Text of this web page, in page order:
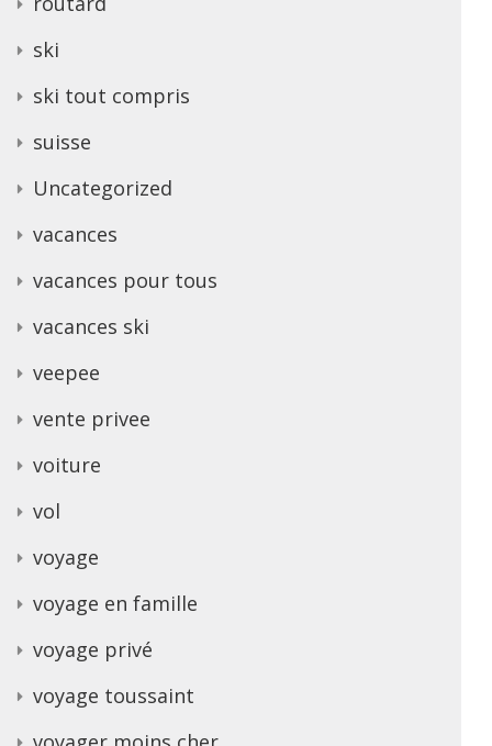
ski
ski tout compris
suisse
Uncategorized
vacances
vacances pour tous
vacances ski
veepee
vente privee
voiture
vol
voyage
voyage en famille
voyage privé
voyage toussaint